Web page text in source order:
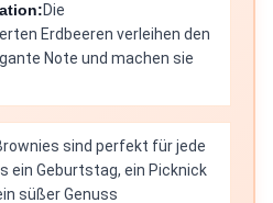
Die
Erdbeeren verleihen den
Note und machen sie
sind perfekt für jede
ein Geburtstag, ein Picknick
süßer Genuss